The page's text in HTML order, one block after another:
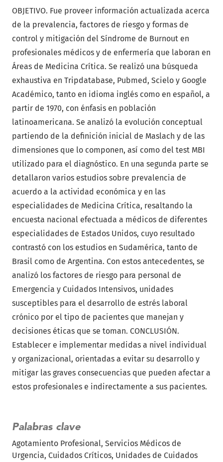
Palabras clave
Agotamiento Profesional Servicios Médicos de
Urgencia Cuidados Críticos Unidades de Cuidados
OBJETIVO. Fue proveer información actualizada acerca
de la prevalencia, factores de riesgo y formas de
control y mitigación del Síndrome de Burnout en
profesionales médicos y de enfermería que laboran en
Áreas de Medicina Crítica. Se realizó una búsqueda
exhaustiva en Tripdatabase, Pubmed, Scielo y Google
Académico, tanto en idioma inglés como en español, a
partir de 1970, con énfasis en población
latinoamericana. Se analizó la evolución conceptual
partiendo de la definición inicial de Maslach y de las
dimensiones que lo componen, así como del test MBI
utilizado para el diagnóstico. En una segunda parte se
detallaron varios estudios sobre prevalencia de
acuerdo a la actividad económica y en las
especialidades de Medicina Crítica, resaltando la
encuesta nacional efectuada a médicos de diferentes
especialidades de Estados Unidos, cuyo resultado
contrastó con los estudios en Sudamérica, tanto de
Brasil como de Argentina. Con estos antecedentes, se
analizó los factores de riesgo para personal de
Emergencia y Cuidados Intensivos, unidades
susceptibles para el desarrollo de estrés laboral
crónico por el tipo de pacientes que manejan y
decisiones éticas que se toman. CONCLUSIÓN.
Establecer e implementar medidas a nivel individual
y organizacional, orientadas a evitar su desarrollo y
mitigar las graves consecuencias que pueden afectar a
estos profesionales e indirectamente a sus pacientes.